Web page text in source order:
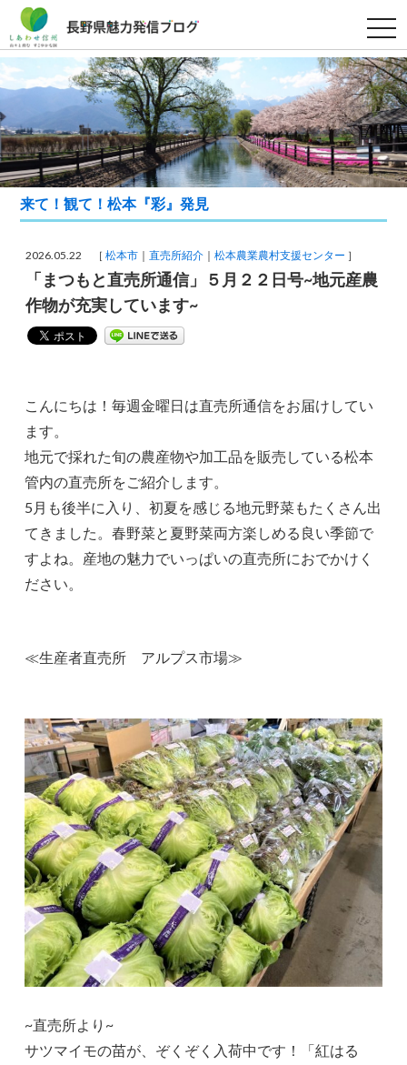
t
o
g
g
l
e
n
a
v
i
g
a
t
来て！観て！松本『彩』発見
2026.05.22 ［松本市 直売所紹介 松本農業農村支援センター ］
「まつもと直売所通信」５月２２日号~地元産農
作物が充実しています~
こんにちは！毎週金曜日は直売所通信をお届けしてい
ます。
地元で採れた旬の農産物や加工品を販売している松本
管内の直売所をご紹介します。
5月も後半に入り、初夏を感じる地元野菜もたくさん出
てきました。春野菜と夏野菜両方楽しめる良い季節で
すよね。産地の魅力でいっぱいの直売所におでかけく
ださい。
≪生産者直売所 アルプス市場≫
~直売所より~
サツマイモの苗が、ぞくぞく入荷中です！「紅はる